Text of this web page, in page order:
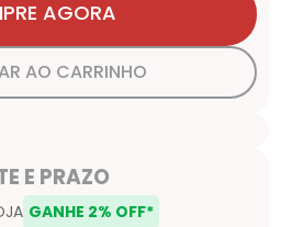
AGORA
AO CARRINHO